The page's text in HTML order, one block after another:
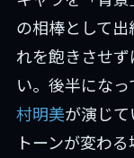
の相棒として
れを飽きさせ
い。後半にな
村明美が演じ
トーンが変わ